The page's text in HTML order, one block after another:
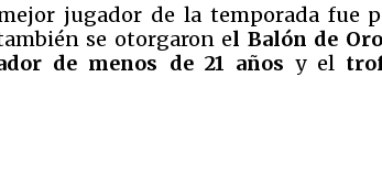
jugador de la temporada fue
se otorgaron el Balón de
de menos de 21 años y el